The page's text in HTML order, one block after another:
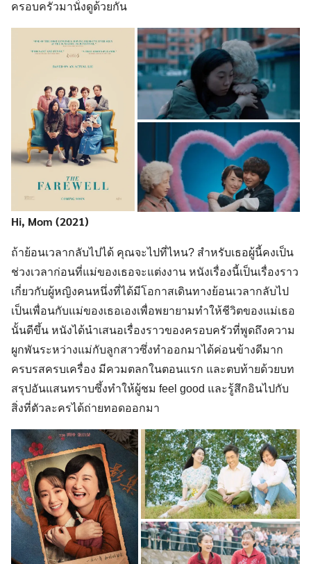
ครอบครัวมานั่งดูด้วยกัน
Hi, Mom (2021)
ถ้าย้อนเวลากลับไปได้ คุณจะไปที่ไหน? สำหรับเธอผู้นี้คงเป็น
ช่วงเวลาก่อนที่แม่ของเธอจะแต่งงาน หนังเรื่องนี้เป็นเรื่องราว
เกี่ยวกับผู้หญิงคนหนึ่งที่ได้มีโอกาสเดินทางย้อนเวลากลับไป
เป็นเพื่อนกับแม่ของเธอเองเพื่อพยายามทำให้ชีวิตของแม่เธอ
นั้นดีขึ้น หนังได้นำเสนอเรื่องราวของครอบครัวที่พูดถึงความ
ผูกพันระหว่างแม่กับลูกสาวซึ่งทำออกมาได้ค่อนข้างดีมาก
ครบรสครบเครื่อง มีควมตลกในตอนแรก และตบท้ายด้วยบท
สรุปอันแสนทราบซึ้งทำให้ผู้ชม feel good และรู้สึกอินไปกับ
สิ่งที่ตัวละครได้ถ่ายทอดออกมา